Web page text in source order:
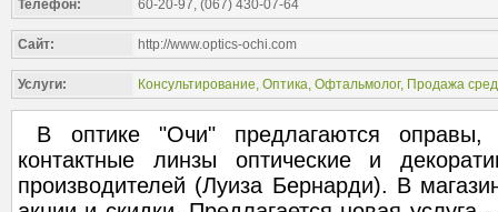
Телефон: 60-20-97, (067) 430-07-64
Сайт: http://www.optics-ochi.com
Услуги: Консультирование, Оптика, Офтальмолог, Продажа
В оптике "Очи" предлагаются оправы,
контактные линзы оптические и
производителей (Луиза Бернарди). В